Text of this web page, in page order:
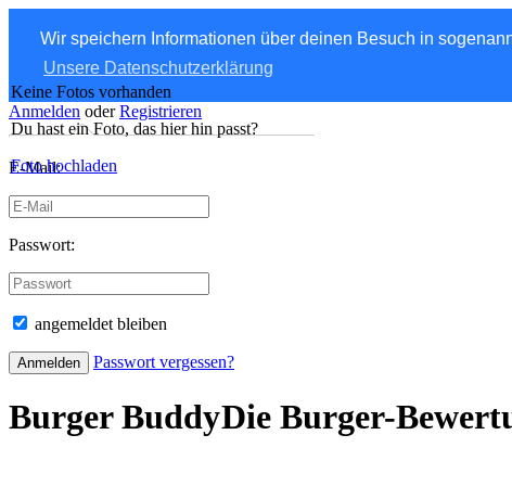
Wir speichern Informationen über deinen Besuch in
Unsere Datenschutzerklärung
Anmelden oder Registrieren
E-Mail:
Passwort:
angemeldet bleiben
Passwort vergessen?
Burger BuddyDie Burger-
Keine Fotos vorhanden
Du hast ein Foto, das hier hin passt?
Foto hochladen